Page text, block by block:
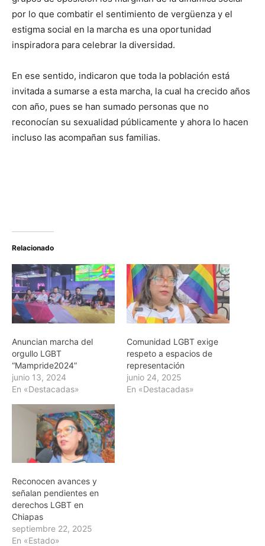
por lo que combatir el sentimiento de vergüenza y el
estigma social en la marcha es una oportunidad
inspiradora para celebrar la diversidad.
En ese sentido, indicaron que toda la población está
invitada a sumarse a esta marcha, la cual ha crecido años
con año, pues se han sumado personas que no
reconocían su sexualidad públicamente y ahora lo hacen
incluso las acompañan sus familias.
Relacionado
Anuncian marcha del
orgullo LGBT
“Mampride2024”
junio 13, 2024
En «Destacadas»
Comunidad LGBT exige
respeto a espacios de
representación
junio 24, 2025
En «Destacadas»
Reconocen avances y
señalan pendientes en
derechos LGBT en
Chiapas
septiembre 22, 2025
En «Estado»